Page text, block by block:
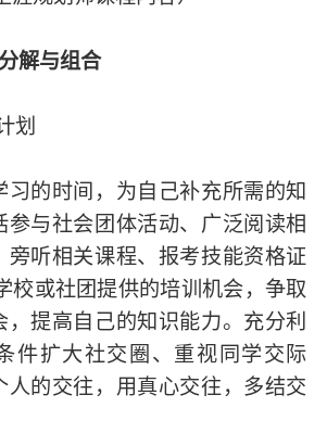
解与组合
划
习的时间，为自己补充所需的知
参与社会团体活动、广泛阅读相
旁听相关课程、报考技能资格证
校或社团提供的培训机会，争取
，提高自己的知识能力。充分利
件扩大社交圈、重视同学交际
人的交往，用真心交往，多结交